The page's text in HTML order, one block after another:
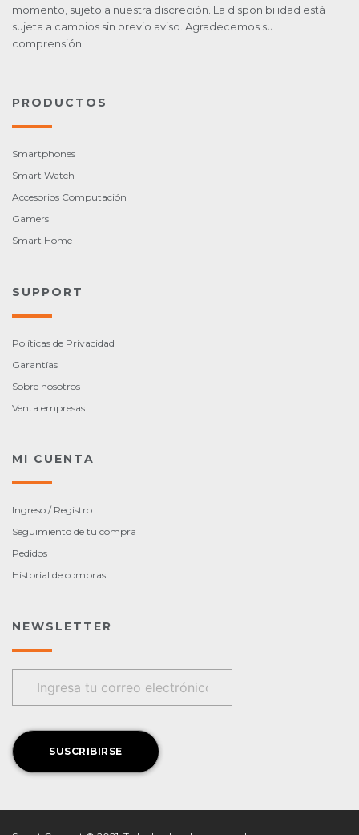
momento, sujeto a nuestra discreción. La disponibilidad está
sujeta a cambios sin previo aviso. Agradecemos su
comprensión.
PRODUCTOS
Smartphones
Smart Watch
Accesorios Computación
Gamers
Smart Home
SUPPORT
Políticas de Privacidad
Garantías
Sobre nosotros
Venta empresas
MI CUENTA
Ingreso / Registro
Seguimiento de tu compra
Pedidos
Historial de compras
NEWSLETTER